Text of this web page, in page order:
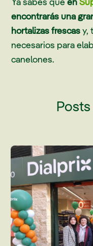
encontrarás una
hortalizas frescasy,
necesarios para
canelones.